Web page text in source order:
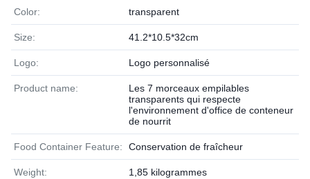
Color: transparent
Size: 41.2*10.5*32cm
Logo: Logo personnalisé
Product name:
Les 7 morceaux empilables
transparents qui respecte
l'environnement d'office de conteneur
de nourrit
Food Container Feature: Conservation de fraîcheur
Weight: 1,85 kilogrammes